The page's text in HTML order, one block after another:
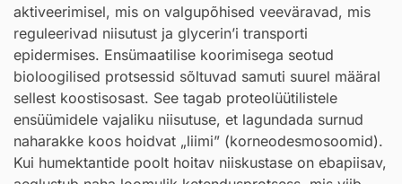
aktiveerimisel, mis on valgupõhised veeväravad, mis
reguleerivad niisutust ja glycerin’i transporti
epidermises. Ensümaatilise koorimisega seotud
bioloogilised protsessid sõltuvad samuti suurel määral
sellest koostisosast. See tagab proteolüütilistele
ensüümidele vajaliku niisutuse, et lagundada surnud
naharakke koos hoidvat „liimi” (korneodesmosoomid).
Kui humektantide poolt hoitav niiskustase on ebapiisav,